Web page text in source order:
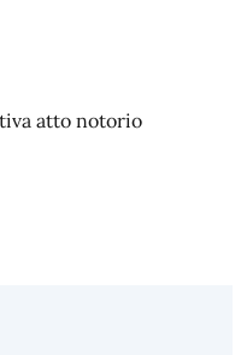
atto notorio